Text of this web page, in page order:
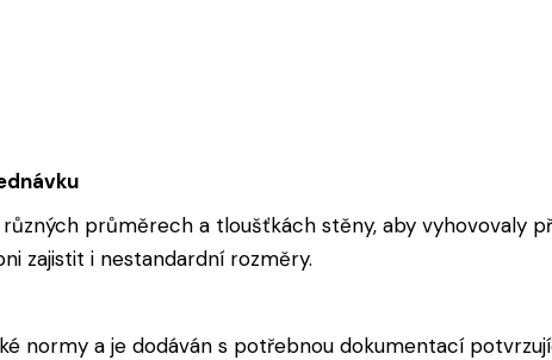
průměrech a tloušťkách stěny, aby vyhovovaly
zajistit i nestandardní rozměry.
normy a je dodáván s potřebnou dokumentací